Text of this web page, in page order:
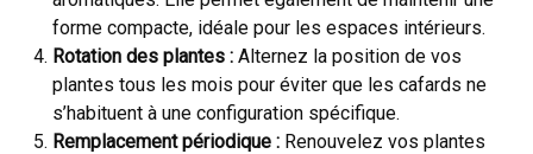
forme compacte, idéale pour les espaces intérieurs.
Rotation des plantes : Alternez la position de vos
plantes tous les mois pour éviter que les cafards ne
s’habituent à une configuration spécifique.
Remplacement périodique : Renouvelez vos plantes